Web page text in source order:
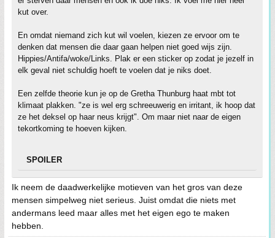
kut over.
En omdat niemand zich kut wil voelen, kiezen ze ervoor om te
denken dat mensen die daar gaan helpen niet goed wijs zijn.
Hippies/Antifa/woke/Links. Plak er een sticker op zodat je jezelf in
elk geval niet schuldig hoeft te voelen dat je niks doet.
Een zelfde theorie kun je op de Gretha Thunburg haat mbt tot
klimaat plakken. "ze is wel erg schreeuwerig en irritant, ik hoop dat
ze het deksel op haar neus krijgt". Om maar niet naar de eigen
tekortkoming te hoeven kijken.
SPOILER
Ik neem de daadwerkelijke motieven van het gros van deze
mensen simpelweg niet serieus. Juist omdat die niets met
andermans leed maar alles met het eigen ego te maken
hebben.